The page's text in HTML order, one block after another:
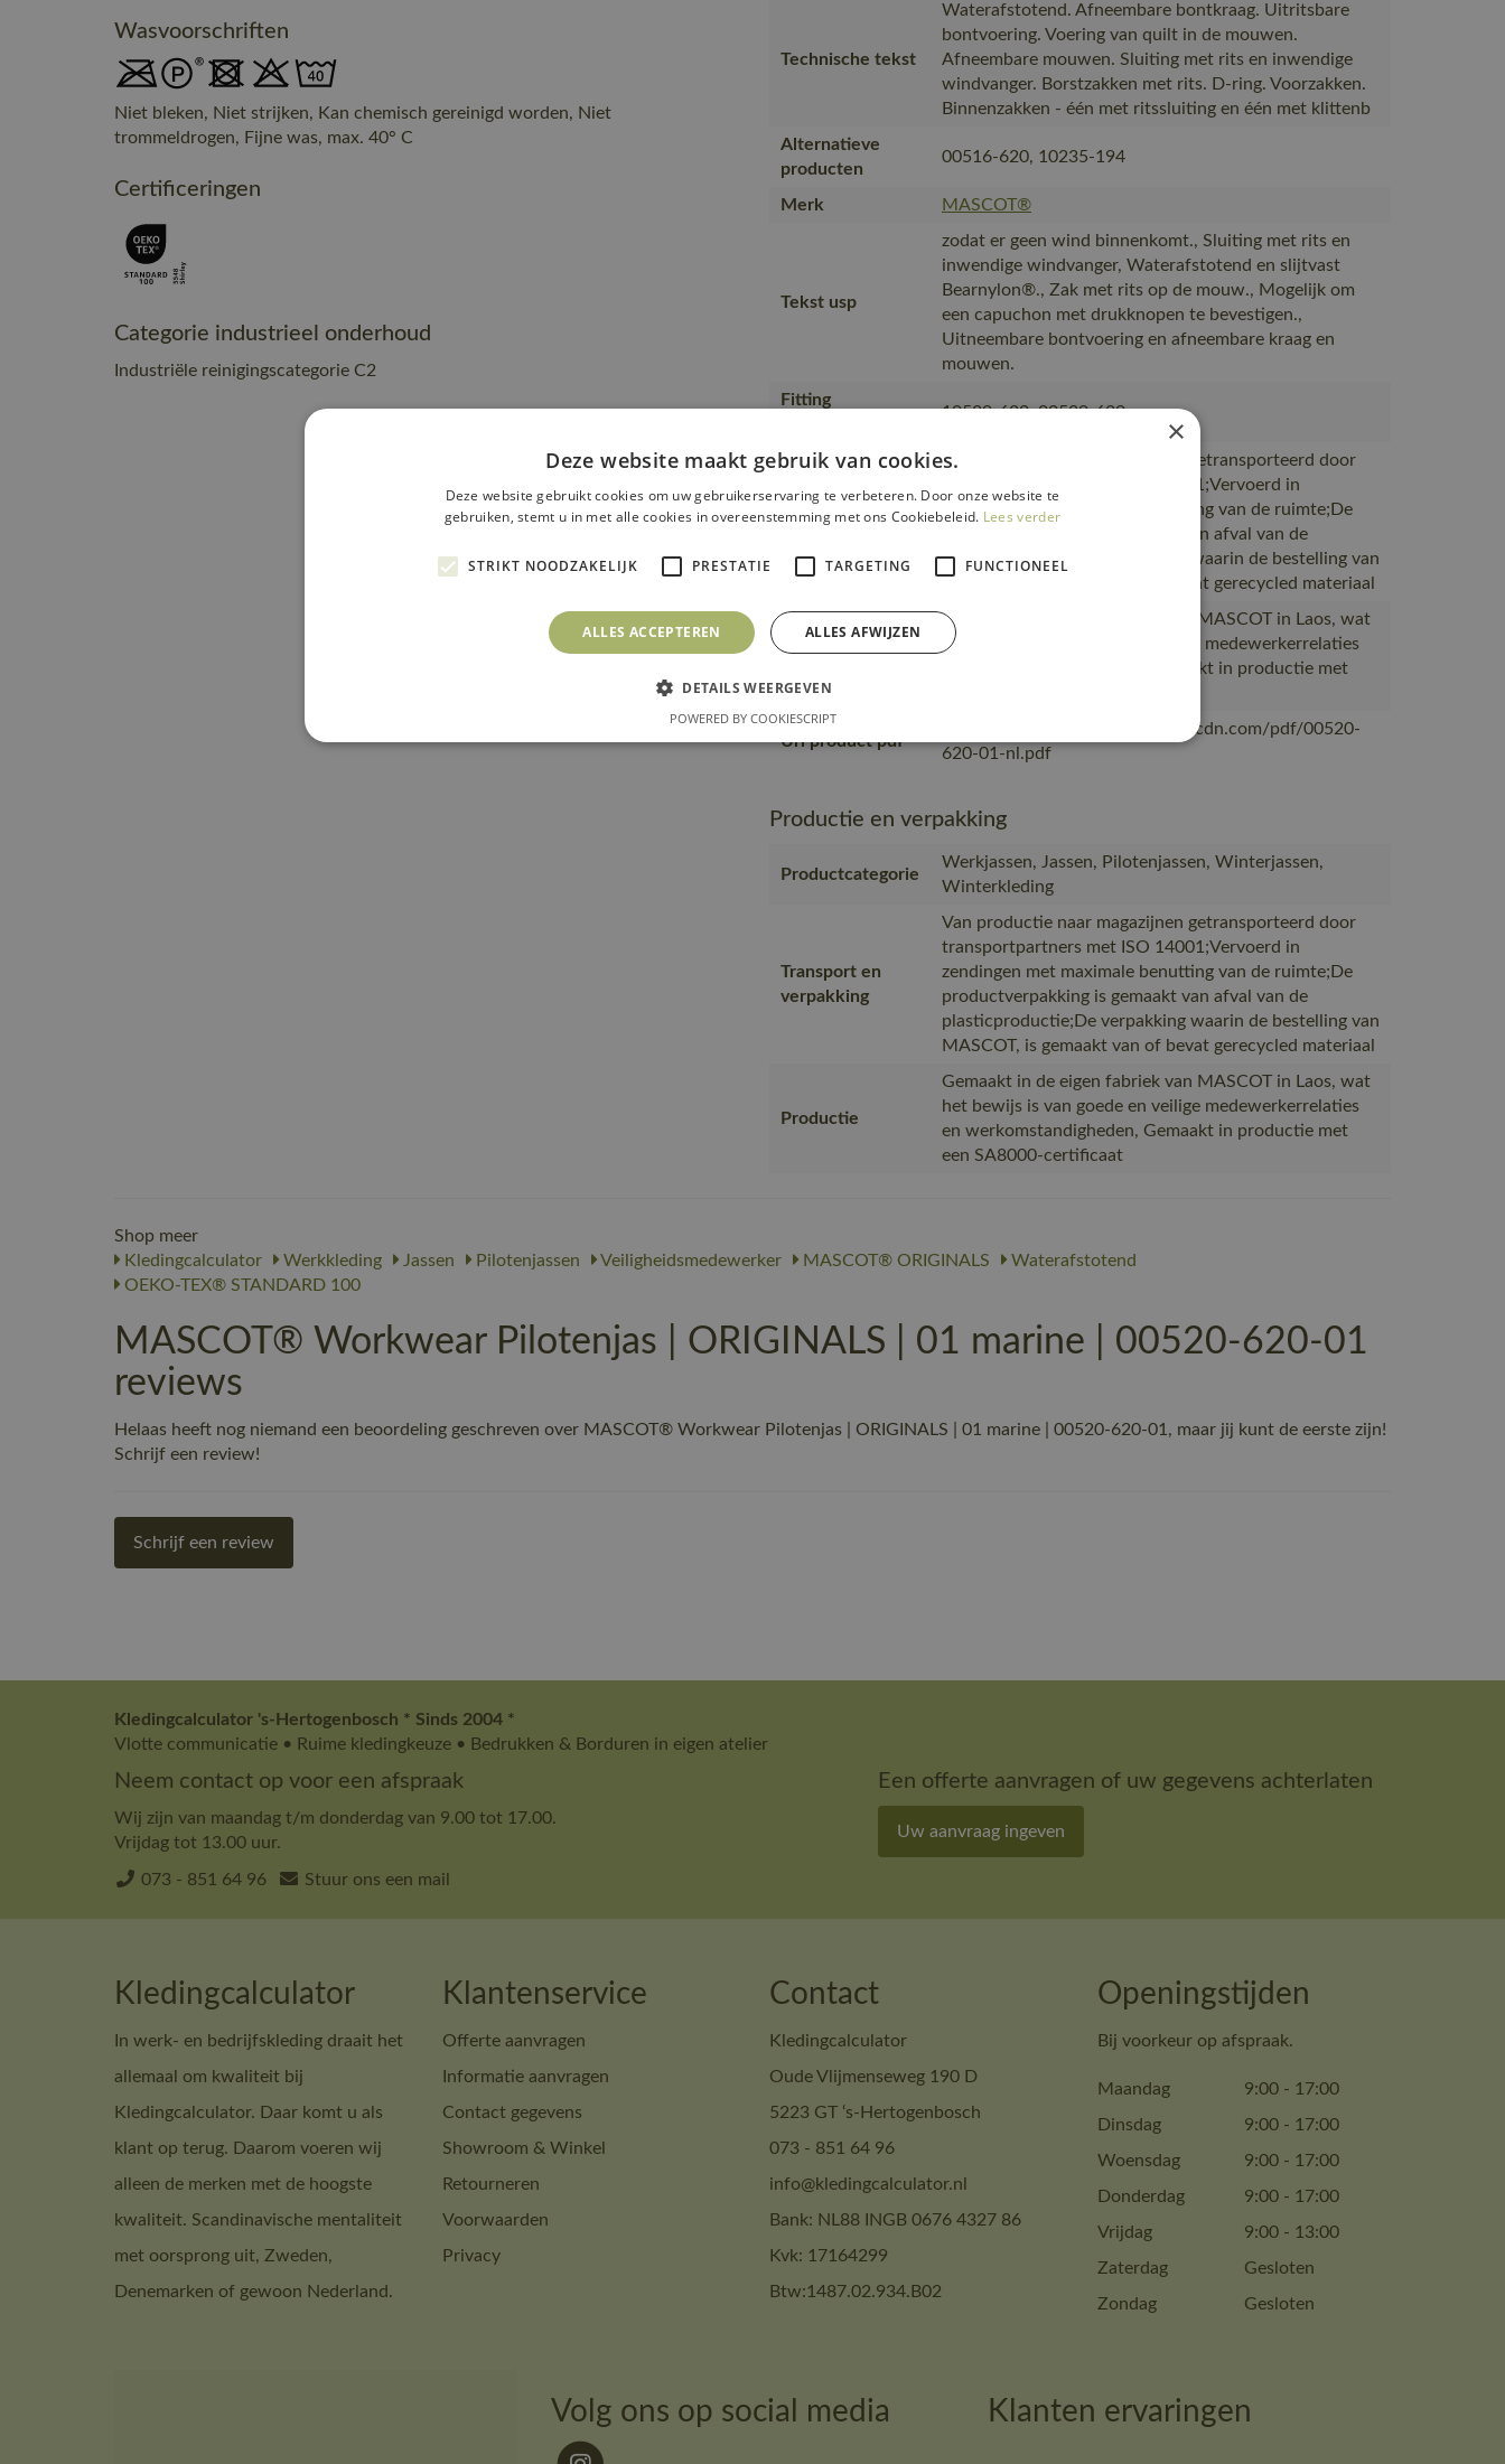
Wasvoorschriften
Niet bleken, Niet strijken, Kan chemisch gereinigd worden, Niet
trommeldrogen, Fijne was, max. 40° C
Certificeringen
Categorie industrieel onderhoud
Industriële reinigingscategorie C2
Technische tekst
Waterafstotend. Afneembare bontkraag. Uitritsbare
bontvoering. Voering van quilt in de mouwen.
Afneembare mouwen. Sluiting met rits en inwendige
windvanger. Borstzakken met rits. D-ring. Voorzakken.
Binnenzakken - één met ritssluiting en één met klittenb
Alternatieve
producten
00516-620, 10235-194
Merk MASCOT®
Tekst usp
zodat er geen wind binnenkomt., Sluiting met rits en
inwendige windvanger, Waterafstotend en slijtvast
Bearnylon®., Zak met rits op de mouw., Mogelijk om
een capuchon met drukknopen te bevestigen.,
Uitneembare bontvoering en afneembare kraag en
mouwen.
Fitting
10539-620, 00539-620
Transport en
Van productie naar magazijnen getransporteerd door
transportpartners met ISO 14001;Vervoerd in
zendingen met maximale benutting van de ruimte;De
productverpakking is gemaakt van afval van de
plasticproductie;De verpakking waarin de bestelling van
MASCOT, is gemaakt van of bevat gerecycled materiaal
Productie
Gemaakt in de eigen fabriek van MASCOT in Laos, wat
het bewijs is van goede en veilige medewerkerrelaties
en werkomstandigheden, Gemaakt in productie met
Url product pdf
https://mascotsitecore-1ccb8.kxcdn.com/pdf/00520-
620-01-nl.pdf
Productie en verpakking
Productcategorie
Werkjassen, Jassen, Pilotenjassen, Winterjassen,
Winterkleding
Transport en
verpakking
Van productie naar magazijnen getransporteerd door
transportpartners met ISO 14001;Vervoerd in
zendingen met maximale benutting van de ruimte;De
productverpakking is gemaakt van afval van de
plasticproductie;De verpakking waarin de bestelling van
MASCOT, is gemaakt van of bevat gerecycled materiaal
Productie
Gemaakt in de eigen fabriek van MASCOT in Laos, wat
het bewijs is van goede en veilige medewerkerrelaties
en werkomstandigheden, Gemaakt in productie met
een SA8000-certificaat
Shop meer
Kledingcalculator
Werkkleding Jassen Pilotenjassen Veiligheidsmedewerker MASCOT® ORIGINALS
Waterafstotend
OEKO-TEX® STANDARD 100
MASCOT® Workwear Pilotenjas | ORIGINALS | 01 marine | 00520-620-01
reviews
Helaas heeft nog niemand een beoordeling geschreven over MASCOT® Workwear Pilotenjas | ORIGINALS | 01 marine | 00520-620-01, maar jij kunt de eerste zijn!
Schrijf een review!
Schrijf een review
Kledingcalculator 's-Hertogenbosch * Sinds 2004 *
Vlotte communicatie • Ruime kledingkeuze • Bedrukken & Borduren in eigen atelier
Neem contact op voor een afspraak
Wij zijn van maandag t/m donderdag van 9.00 tot 17.00.
Vrijdag tot 13.00 uur.
073 - 851 64 96 Stuur ons een mail
Een offerte aanvragen of uw gegevens achterlaten
Uw aanvraag ingeven
Kledingcalculator
In werk- en bedrijfskleding draait het
allemaal om kwaliteit bij
Kledingcalculator. Daar komt u als
klant op terug. Daarom voeren wij
alleen de merken met de hoogste
kwaliteit. Scandinavische mentaliteit
met oorsprong uit, Zweden,
Denemarken of gewoon Nederland.
Klantenservice
Offerte aanvragen
Informatie aanvragen
Contact gegevens
Showroom & Winkel
Retourneren
Voorwaarden
Privacy
Contact
Kledingcalculator
Oude Vlijmenseweg 190 D
5223 GT ‘s-Hertogenbosch
073 - 851 64 96
info@kledingcalculator.nl
Bank: NL88 INGB 0676 4327 86
Kvk: 17164299
Btw:1487.02.934.B02
Openingstijden
Bij voorkeur op afspraak.
Maandag 9:00 - 17:00
Dinsdag
9:00 - 17:00
Woensdag
9:00 - 17:00
Donderdag
9:00 - 17:00
Vrijdag
9:00 - 13:00
Zaterdag
Gesloten
Zondag
Gesloten
Volg ons op social media Klanten ervaringen
×
Deze website maakt gebruik van cookies.
Deze website gebruikt cookies om uw gebruikerservaring te verbeteren. Door onze website te
gebruiken, stemt u in met alle cookies in overeenstemming met ons Cookiebeleid. Lees verder
STRIKT NOODZAKELIJK PRESTATIE TARGETING FUNCTIONEEL
ALLES ACCEPTEREN ALLES AFWIJZEN
DETAILS WEERGEVEN
POWERED BY COOKIESCRIPT